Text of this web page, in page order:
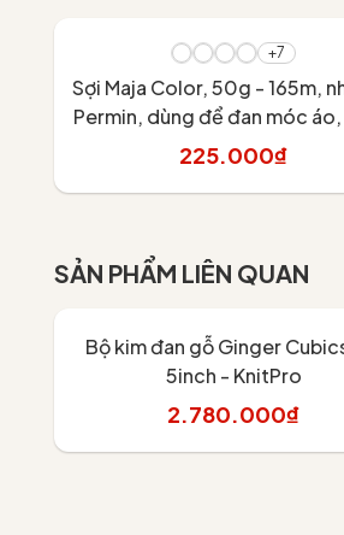
+7
Sợi Maja Color, 50g - 165m,
Permin, dùng để đan móc áo,
váy
225.000₫
SẢN PHẨM LIÊN QUAN
Bộ kim đan gỗ Ginger
5inch - KnitPro
2.780.000₫